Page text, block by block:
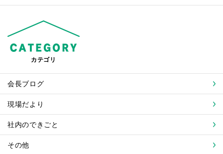
カテゴリ
会長ブログ
現場だより
社内のできごと
その他